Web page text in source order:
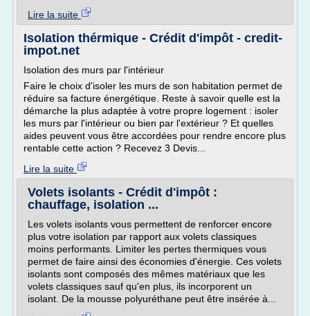
Lire la suite
Isolation thérmique - Crédit d'impôt - credit-
impot.net
Isolation des murs par l'intérieur
Faire le choix d'isoler les murs de son habitation permet de
réduire sa facture énergétique. Reste à savoir quelle est la
démarche la plus adaptée à votre propre logement : isoler
les murs par l'intérieur ou bien par l'extérieur ? Et quelles
aides peuvent vous être accordées pour rendre encore plus
rentable cette action ? Recevez 3 Devis...
Lire la suite
Volets isolants - Crédit d'impôt :
chauffage, isolation ...
Les volets isolants vous permettent de renforcer encore
plus votre isolation par rapport aux volets classiques
moins performants. Limiter les pertes thermiques vous
permet de faire ainsi des économies d'énergie. Ces volets
isolants sont composés des mêmes matériaux que les
volets classiques sauf qu'en plus, ils incorporent un
isolant. De la mousse polyuréthane peut être insérée à...